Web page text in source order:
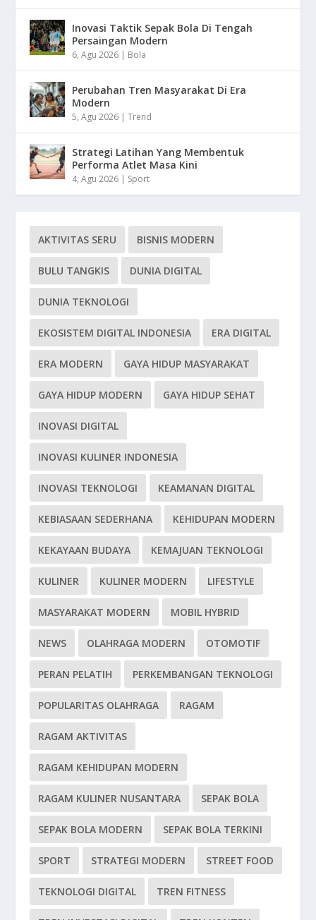
Inovasi Taktik Sepak Bola Di Tengah
Persaingan Modern
6, Agu 2026 | Bola
Perubahan Tren Masyarakat Di Era
Modern
5, Agu 2026 |Trend
Strategi Latihan Yang Membentuk
Performa Atlet Masa Kini
4, Agu 2026 | Sport
AKTIVITAS SERU BISNIS MODERN
BULU TANGKIS DUNIA DIGITAL
DUNIA TEKNOLOGI
EKOSISTEM DIGITAL INDONESIA ERA DIGITAL
ERA MODERN GAYA HIDUP MASYARAKAT
GAYA HIDUP MODERN GAYA HIDUP SEHAT
INOVASI DIGITAL
INOVASI KULINER INDONESIA
INOVASI TEKNOLOGI KEAMANAN DIGITAL
KEBIASAAN SEDERHANA KEHIDUPAN MODERN
KEKAYAAN BUDAYA KEMAJUAN TEKNOLOGI
KULINER KULINER MODERN LIFESTYLE
MASYARAKAT MODERN MOBIL HYBRID
NEWS OLAHRAGA MODERN OTOMOTIF
PERAN PELATIH PERKEMBANGAN TEKNOLOGI
POPULARITAS OLAHRAGA RAGAM
RAGAM AKTIVITAS
RAGAM KEHIDUPAN MODERN
RAGAM KULINER NUSANTARA SEPAK BOLA
SEPAK BOLA MODERN SEPAK BOLA TERKINI
SPORT STRATEGI MODERN STREET FOOD
TEKNOLOGI DIGITAL TREN FITNESS